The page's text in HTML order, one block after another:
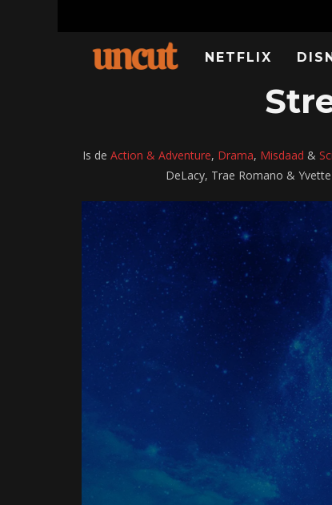
NETFLIX
Is de Action & Adventure, Drama, Misdaad &
DeLacy, Trae Romano &